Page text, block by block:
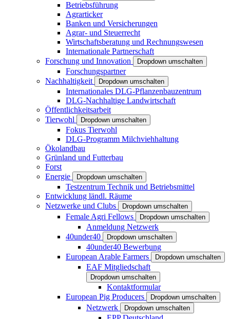
Betriebsführung
Agrarticker
Banken und Versicherungen
Agrar- und Steuerrecht
Wirtschaftsberatung und Rechnungswesen
Internationale Partnerschaft
Forschung und Innovation
Dropdown umschalten
Forschungspartner
Nachhaltigkeit
Dropdown umschalten
Internationales DLG-Pflanzenbauzentrum
DLG-Nachhaltige Landwirtschaft
Öffentlichkeitsarbeit
Tierwohl
Dropdown umschalten
Fokus Tierwohl
DLG-Programm Milchviehhaltung
Ökolandbau
Grünland und Futterbau
Forst
Energie
Dropdown umschalten
Testzentrum Technik und Betriebsmittel
Entwicklung ländl. Räume
Netzwerke und Clubs
Dropdown umschalten
Female Agri Fellows Dropdown umschalten
Anmeldung Netzwerk
40under40
Dropdown umschalten
40under40 Bewerbung
European Arable Farmers
Dropdown umschalten
EAF Mitgliedschaft
Dropdown umschalten
Kontaktformular
European Pig Producers
Dropdown umschalten
Netzwerk Dropdown umschalten